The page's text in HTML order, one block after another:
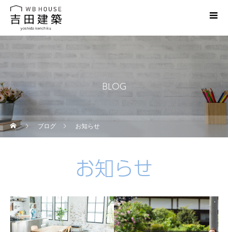
BLOG
ブログ お知らせ
お知らせ